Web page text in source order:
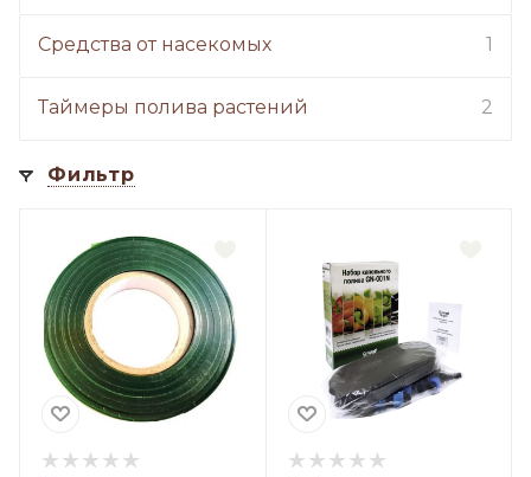
Средства от насекомых 1
Таймеры полива растений 2
Фильтр